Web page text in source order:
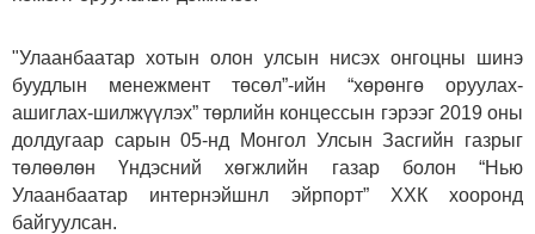
"Улаанбаатар хотын олон улсын нисэх онгоцны шинэ
буудлын менежмент төсөл”-ийн “хөрөнгө оруулах-
ашиглах-шилжүүлэх” төрлийн концессын гэрээг 2019 оны
долдугаар сарын 05-нд Монгол Улсын Засгийн газрыг
төлөөлөн Үндэсний хөгжлийн газар болон “Нью
Улаанбаатар интернэйшнл эйрпорт” ХХК хооронд
байгуулсан.